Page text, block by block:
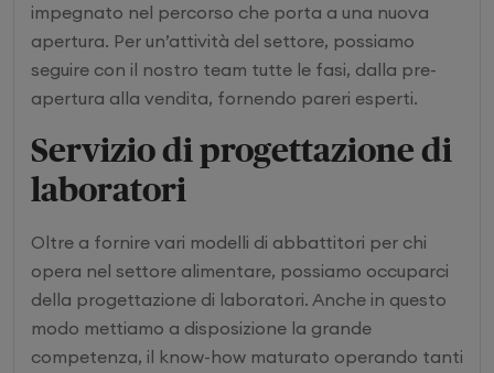
impegnato nel percorso che porta a una nuova
apertura. Per un’attività del settore, possiamo
seguire con il nostro team tutte le fasi, dalla pre-
apertura alla vendita, fornendo pareri esperti.
Servizio di progettazione di
laboratori
Oltre a fornire vari modelli di abbattitori per chi
opera nel settore alimentare, possiamo occuparci
della progettazione di laboratori. Anche in questo
modo mettiamo a disposizione la grande
competenza, il know-how maturato operando tanti